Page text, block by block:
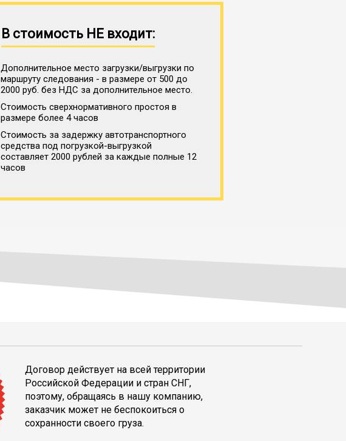
В стоимость НЕ входит:
Дополнительное место загрузки/выгрузки по
маршруту следования - в размере от 500 до
2000 руб. без НДС за дополнительное место.
Стоимость сверхнормативного простоя в
размере более 4 часов
Стоимость за задержку автотранспортного
средства под погрузкой-выгрузкой
составляет 2000 рублей за каждые полные 12
часов
Договор действует на всей территории
Российской Федерации и стран СНГ,
поэтому, обращаясь в нашу компанию,
заказчик может не беспокоиться о
сохранности своего груза.